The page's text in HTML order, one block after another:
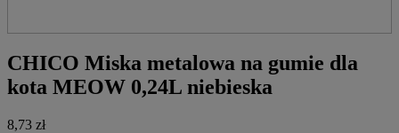
CHICO Miska metalowa na gumie dla
kota MEOW 0,24L niebieska
8,73 zł